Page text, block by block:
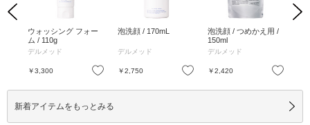
Previous
お気に入り
ウォッシング フォー
ム / 110g
デルメッド
￥3,300 お気に入り
泡洗顔 / 170mL
デルメッド
￥2,750 お気に入り
泡洗顔 / つめかえ用 /
150ml
デルメッド
￥2,420
Next
新着アイテムをもっとみる